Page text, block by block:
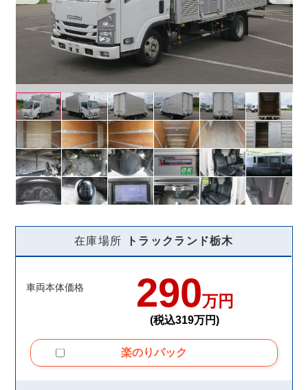
在庫場所 トラックランド栃木
車両本体価格 290万円
(税込319万円)
楽のりパック